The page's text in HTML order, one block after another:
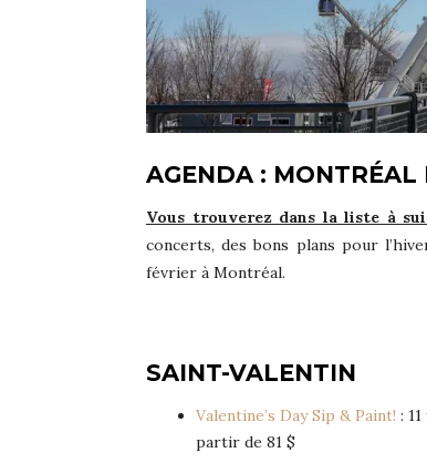
AGENDA : MONTRÉAL
Vous trouverez dans la liste à
concerts, des bons plans pour
février à Montréal.
SAINT-VALENTIN
Valentine’s Day Sip & Paint! :
partir de 81 $